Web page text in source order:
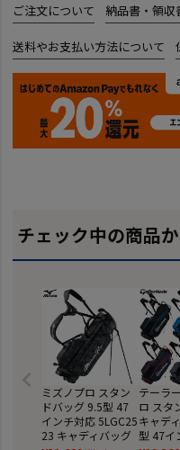
ご注文について 納品書・領収
送料やお支払い方法について
チェック中の商品
ミズノプロ スタン
ドバッグ 9.5型 47
インチ対応 5LGC25
23 キャディバッグ
テーラ
ロ スタ
キャデ
型 47イ